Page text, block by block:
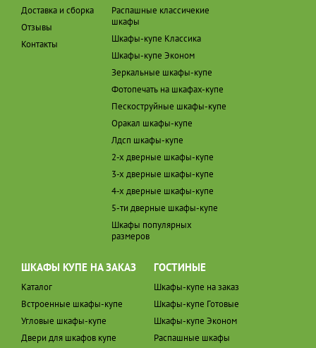
Доставка и сборка
Отзывы
Контакты
Распашные классичекие
шкафы
Шкафы-купе Классика
Шкафы-купе Эконом
Зеркальные шкафы-купе
Фотопечать на шкафах-купе
Пескоструйные шкафы-купе
Оракал шкафы-купе
Лдсп шкафы-купе
2-х дверные шкафы-купе
3-х дверные шкафы-купе
4-х дверные шкафы-купе
5-ти дверные шкафы-купе
Шкафы популярных
размеров
ШКАФЫ КУПЕ НА ЗАКАЗ
Каталог
Встроенные шкафы-купе
Угловые шкафы-купе
Двери для шкафов купе
ГОСТИНЫЕ
Шкафы-купе на заказ
Шкафы-купе Готовые
Шкафы-купе Эконом
Распашные шкафы